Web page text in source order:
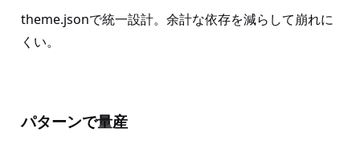
theme.jsonで統一設計。余計な依存を減らして崩れに
くい。
パターンで量産